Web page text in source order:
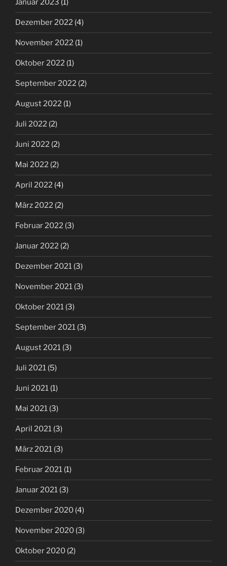
Januar 2023 (1)
Dezember 2022 (4)
November 2022 (1)
Oktober 2022 (1)
September 2022 (2)
August 2022 (1)
Juli 2022 (2)
Juni 2022 (2)
Mai 2022 (2)
April 2022 (4)
März 2022 (2)
Februar 2022 (3)
Januar 2022 (2)
Dezember 2021 (3)
November 2021 (3)
Oktober 2021 (3)
September 2021 (3)
August 2021 (3)
Juli 2021 (5)
Juni 2021 (1)
Mai 2021 (3)
April 2021 (3)
März 2021 (3)
Februar 2021 (1)
Januar 2021 (3)
Dezember 2020 (4)
November 2020 (3)
Oktober 2020 (2)